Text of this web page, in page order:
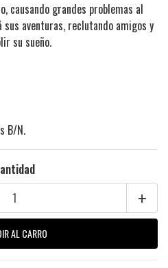
causando grandes problemas al
sus aventuras, reclutando amigos y
su sueño.
B/N.
+